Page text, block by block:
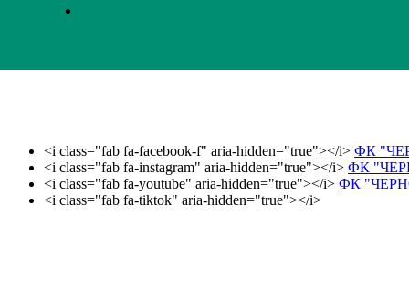
<i class="fab fa-facebook-f" aria-hidden="true"></i> ФК
<i class="fab fa-instagram" aria-hidden="true"></i> ФК
<i class="fab fa-youtube" aria-hidden="true"></i> ФК
<i class="fab fa-tiktok" aria-hidden="true"></i>